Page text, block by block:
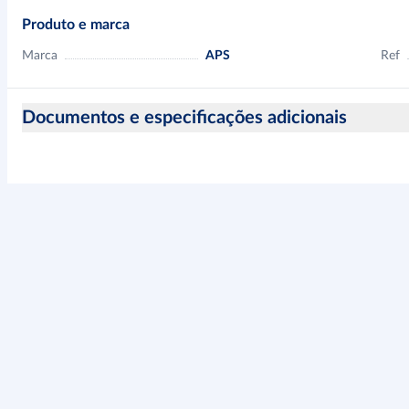
Produto e marca
Marca APS Ref
Documentos e especificações adicionais